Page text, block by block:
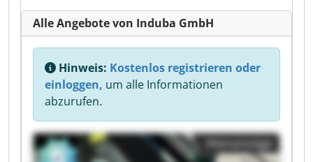
Alle Angebote von Induba GmbH
Hinweis: Kostenlos registrieren oder
einloggen, um alle Informationen
abzurufen.
Kleinanzeige